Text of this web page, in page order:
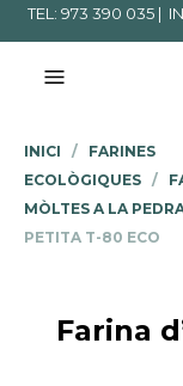
TEL: 973 390 035 |
INICI / FARINES
ECOLÒGIQUES /
MÒLTES A LA
PETITA T-80 ECO
Farina